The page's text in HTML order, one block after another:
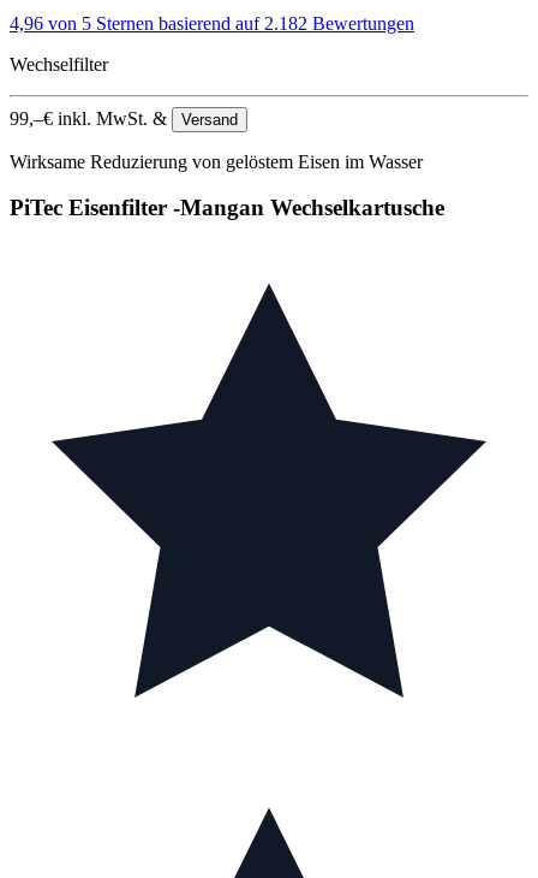
4,96 von 5 Sternen basierend auf 2.182 Bewertungen
Wechselfilter
99,–€ inkl. MwSt. & Versand
Wirksame Reduzierung von gelöstem Eisen im Wasser
PiTec Eisenfilter -Mangan Wechselkartusche